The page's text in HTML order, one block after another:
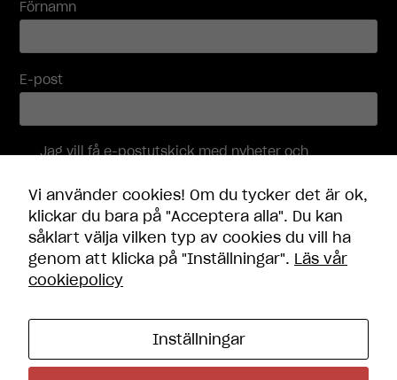
Förnamn
E-post
Jag vill få e-postutskick med nyheter och
personuppgifter behandlas i enlighet med
integritetspolicyn.
Skicka
Kontakt
Vi använder cookies! Om du tycker det är ok,
klickar du bara på "Acceptera alla". Du kan
såklart välja vilken typ av cookies du vill ha
genom att klicka på "Inställningar". Läs vår
cookiepolicy
Inställningar